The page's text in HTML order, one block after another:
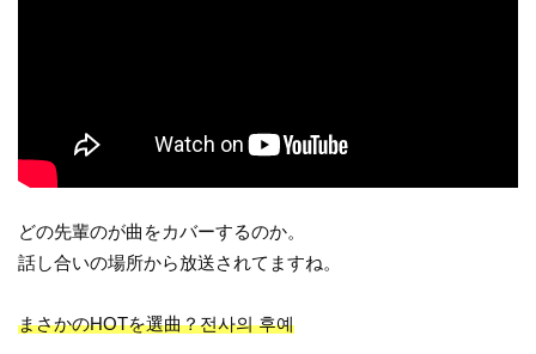
どの先輩のが曲をカバーするのか。
話し合いの場所から放送されてますね。
まさかのHOTを選曲？전사의 후예